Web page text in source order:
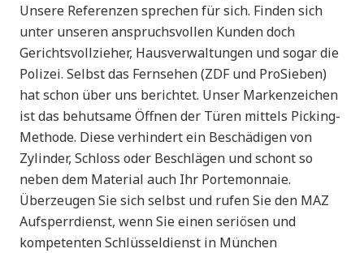
Unsere Referenzen sprechen für sich. Finden sich
unter unseren anspruchsvollen Kunden doch
Gerichtsvollzieher, Hausverwaltungen und sogar die
Polizei. Selbst das Fernsehen (ZDF und ProSieben)
hat schon über uns berichtet. Unser Markenzeichen
ist das behutsame Öffnen der Türen mittels Picking-
Methode. Diese verhindert ein Beschädigen von
Zylinder, Schloss oder Beschlägen und schont so
neben dem Material auch Ihr Portemonnaie.
Überzeugen Sie sich selbst und rufen Sie den MAZ
Aufsperrdienst, wenn Sie einen seriösen und
kompetenten Schlüsseldienst in München